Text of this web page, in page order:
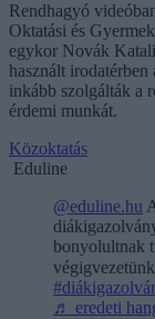
Rendhagyó
Oktatási és
egykor Novák
használt
inkább szolgálták a
érdemi munkát.
Közoktatás
Eduline
@eduline.hu
bonyolultnak
♬ eredeti